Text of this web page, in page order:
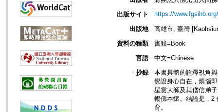
出版サイト
https://
出版地
高雄市, 臺灣
資料の種類
書籍=Book
言語
中文=Chinese
抄録
本書具體的詮釋視角
覺證身心自在，煩惱
星雲大師及其僧信弟
暢佛本懷。結論是，2
育。